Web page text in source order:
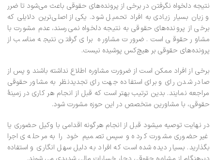
نتیجه دلخواه نگرفتن در برخی از پرونده‌های حقوقی باعث می‌شود تا ضرر
و زیان بسیار زیادی به افراد تحمیل شود. یکی از اصلی‌ترین دلایلی که
برخی از پرونده‌های حقوقی به نتیجه دلخواه نمی‌رسند، عدم مشورت با
مشاور حقوقی است. ضرورت مشاوره برای گرفتن نتیجه مناسب از
پرونده‌های حقوقی بر هیچ‌کس پوشیده نیست.
برخی از افراد ممکن است از ضرورت مشاوره اطلاع نداشته باشند و پس از
صادر شدن رای و برای استفاده جهت رای تجدیدنظر به مشاور حقوقی
مراجعه نمایند. بدین ترتیب بهتر است که قبل از انجام هر کاری در زمینهٔ
حقوقی، با مشاورین متخصص در این حوزه مشورت شود.
در نهایت توصیه میشود قبل از انجام هرگونه اقدامی با وکیل حضوری یا
غیر حضوری مشورت کرده و سپس تصمیم خود را به مرحله ی اجرا
بگذارید. بسیار دیده شده است که افراد به دلیل سهل انگاری و استفاده